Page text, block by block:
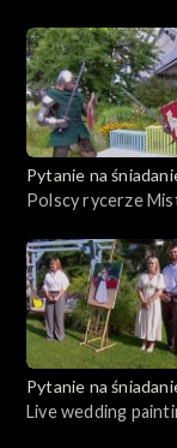
Odcinki
adrenaliny
Pytanie na
Polscy rycerze
Pytanie na
Live wedding